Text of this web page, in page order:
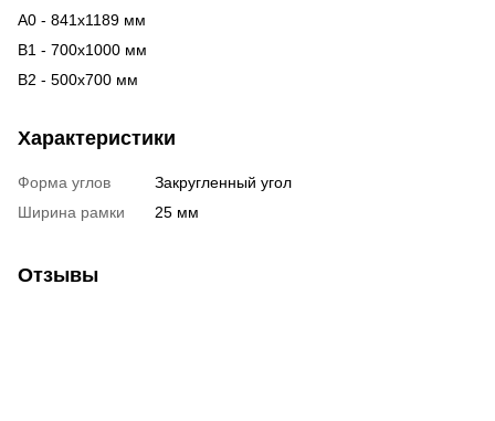
А0 - 841х1189 мм
В1 - 700х1000 мм
В2 - 500х700 мм
Характеристики
Форма углов
Закругленный угол
Ширина рамки
25 мм
Отзывы